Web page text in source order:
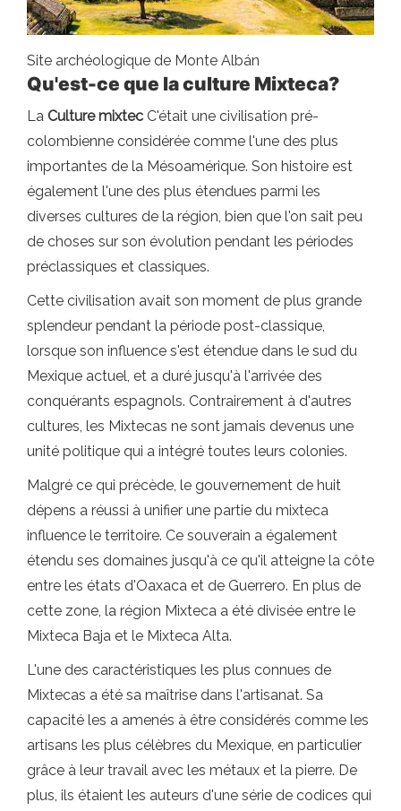
Site archéologique de Monte Albán
Qu'est-ce que la culture Mixteca?
La Culture mixtec C'était une civilisation pré-
colombienne considérée comme l'une des plus
importantes de la Mésoamérique. Son histoire est
également l'une des plus étendues parmi les
diverses cultures de la région, bien que l'on sait peu
de choses sur son évolution pendant les périodes
préclassiques et classiques.
Cette civilisation avait son moment de plus grande
splendeur pendant la période post-classique,
lorsque son influence s'est étendue dans le sud du
Mexique actuel, et a duré jusqu'à l'arrivée des
conquérants espagnols. Contrairement à d'autres
cultures, les Mixtecas ne sont jamais devenus une
unité politique qui a intégré toutes leurs colonies.
Malgré ce qui précède, le gouvernement de huit
dépens a réussi à unifier une partie du mixteca
influence le territoire. Ce souverain a également
étendu ses domaines jusqu'à ce qu'il atteigne la côte
entre les états d'Oaxaca et de Guerrero. En plus de
cette zone, la région Mixteca a été divisée entre le
Mixteca Baja et le Mixteca Alta.
L'une des caractéristiques les plus connues de
Mixtecas a été sa maîtrise dans l'artisanat. Sa
capacité les a amenés à être considérés comme les
artisans les plus célèbres du Mexique, en particulier
grâce à leur travail avec les métaux et la pierre. De
plus, ils étaient les auteurs d'une série de codices qui